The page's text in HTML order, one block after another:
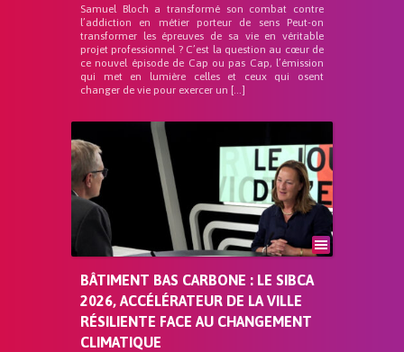
Samuel Bloch a transformé son combat contre
l’addiction en métier porteur de sens Peut-on
transformer les épreuves de sa vie en véritable
projet professionnel ? C’est la question au cœur de
ce nouvel épisode de Cap ou pas Cap, l’émission
qui met en lumière celles et ceux qui osent
changer de vie pour exercer un […]
BÂTIMENT BAS CARBONE : LE SIBCA
2026, ACCÉLÉRATEUR DE LA VILLE
RÉSILIENTE FACE AU CHANGEMENT
CLIMATIQUE